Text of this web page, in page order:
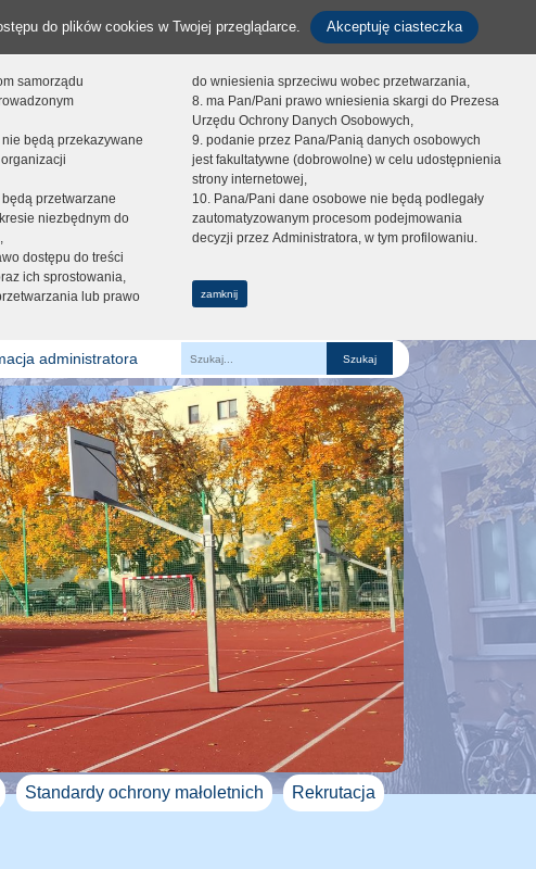
do plików cookies w Twojej przeglądarce. Akceptuję ciasteczka
samorządu
będą przekazywane
przetwarzane
niezbędnym do
dostępu do treści
ich sprostowania,
lub prawo
do wniesienia sprzeciwu wobec przetwarzania,
8. ma Pan/Pani prawo wniesienia skargi do Prezesa
Urzędu Ochrony Danych Osobowych,
9. podanie przez Pana/Panią danych osobowych
jest fakultatywne (dobrowolne) w celu udostępnienia
strony internetowej,
10. Pana/Pani dane osobowe nie będą podlegały
zautomatyzowanym procesom podejmowania
decyzji przez Administratora, w tym profilowaniu.
zamknij
administratora
Fraza
Standardy ochrony małoletnich
Rekrutacja